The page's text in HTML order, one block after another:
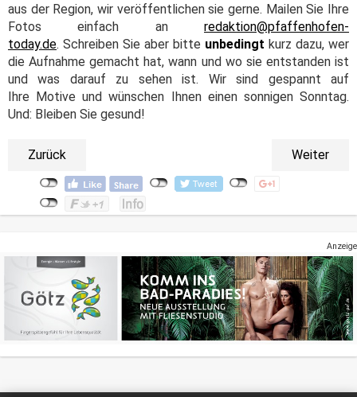
aus der Region, wir veröffentlichen sie gerne. Mailen Sie Ihre
Fotos einfach an redaktion@pfaffenhofen-
today.de. Schreiben Sie aber bitte unbedingt kurz dazu, wer
die Aufnahme gemacht hat, wann und wo sie entstanden ist
und was darauf zu sehen ist. Wir sind gespannt auf
Ihre Motive und wünschen Ihnen einen sonnigen Sonntag.
Und: Bleiben Sie gesund!
Zurück Weiter
Anzeige